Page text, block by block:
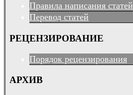
Правила написания статей
Перевод статей
РЕЦЕНЗИРОВАНИЕ
Порядок рецензирования
АРХИВ